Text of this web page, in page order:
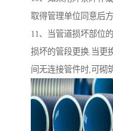
取得管理单位同意后方
11、当管道损坏部位
损坏的管段更换.当更
间无连接管件时,可砌